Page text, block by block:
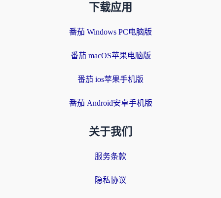
下载应用
番茄 Windows PC电脑版
番茄 macOS苹果电脑版
番茄 ios苹果手机版
番茄 Android安卓手机版
关于我们
服务条款
隐私协议